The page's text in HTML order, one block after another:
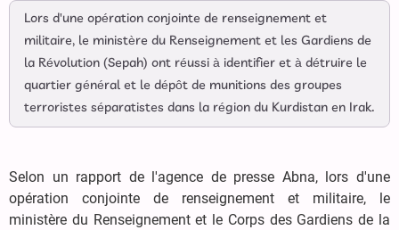
Lors d'une opération conjointe de renseignement et
militaire, le ministère du Renseignement et les Gardiens de
la Révolution (Sepah) ont réussi à identifier et à détruire le
quartier général et le dépôt de munitions des groupes
terroristes séparatistes dans la région du Kurdistan en Irak.
Selon un rapport de l'agence de presse Abna, lors d'une
opération conjointe de renseignement et militaire, le
ministère du Renseignement et le Corps des Gardiens de la